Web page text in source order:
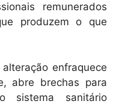
remunerados
produzem o que
enfraquece
abre brechas para
sistema sanitário